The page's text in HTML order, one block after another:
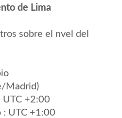
de Lima
sobre el nvel del
Madrid)
UTC +2:00
: UTC +1:00